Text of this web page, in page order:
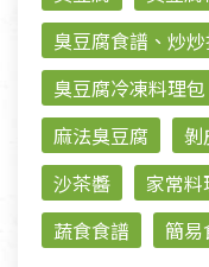
臭豆腐食譜、炒
臭豆腐冷凍料理包
麻法臭豆腐
剝
沙茶醬
家常料
蔬食食譜
簡易